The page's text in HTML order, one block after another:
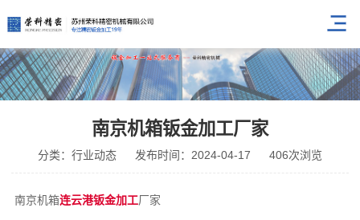
南京机箱钣金加工厂家
分类：行业动态 发布时间：2024-04-17 406次浏览
南京机箱连云港钣金加工厂家